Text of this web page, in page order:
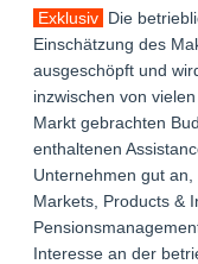
Exklusiv Die
Einschätzung des
ausgeschöpft und
inzwischen von
Markt gebrachten
enthaltenen
Unternehmen gut
Markets, Products &
Interesse an der